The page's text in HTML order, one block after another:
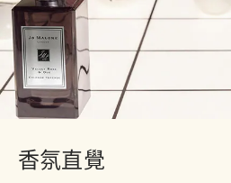
香氛直覺